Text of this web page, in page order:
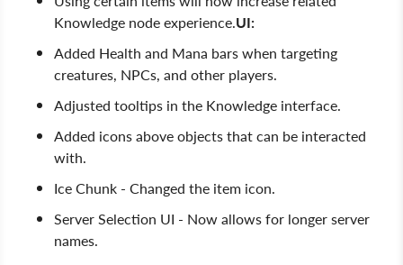
Knowledge node experience.UI:
Added Health and Mana bars when targeting
creatures, NPCs, and other players.
Adjusted tooltips in the Knowledge interface.
Added icons above objects that can be interacted
with.
Ice Chunk - Changed the item icon.
Server Selection UI - Now allows for longer server
names.